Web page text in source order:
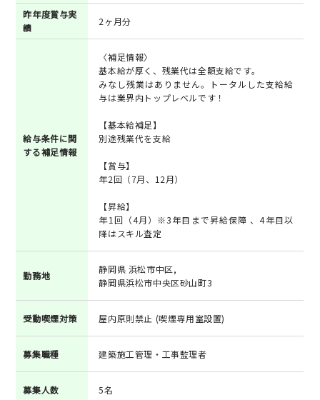
昨年度賞与実
績
2ヶ月分
給与条件に関
する補足情報
〈補足情報〉
基本給が厚く、残業代は全額支給です。
みなし残業はありません。トータルした支給給
与は業界内トップレベルです！
【基本給補足】
別途残業代を支給
【賞与】
年2回（7月、12月）
【昇給】
年1回（4月）※3年目まで昇給保障 、4年目以
降はスキル査定
勤務地
静岡県 浜松市中区,
静岡県浜松市中央区砂山町3
受動喫煙対策 屋内原則禁止 (喫煙専用室設置)
募集職種 建築施工管理・工事監理者
募集人数 5名